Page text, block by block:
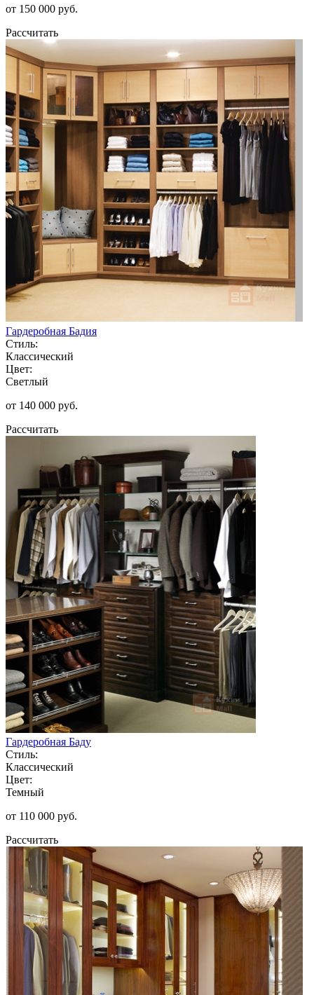
от 150 000 руб.
Рассчитать
Гардеробная Бадия
Стиль:
Классический
Цвет:
Светлый
от 140 000 руб.
Рассчитать
Гардеробная Баду
Стиль:
Классический
Цвет:
Темный
от 110 000 руб.
Рассчитать